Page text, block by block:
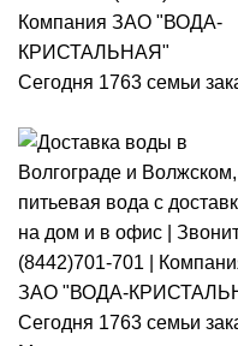
Сегодня 1763 семьи
Сегодня 1763 семьи